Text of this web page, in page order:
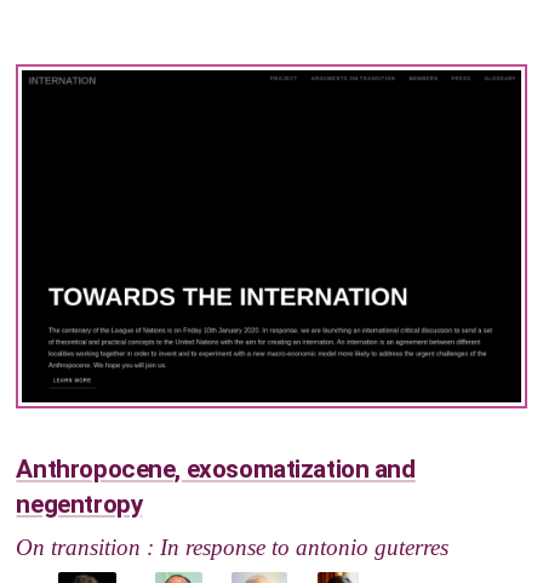
Anthropocene, exosomatization and
negentropy
On transition : In response to antonio guterres